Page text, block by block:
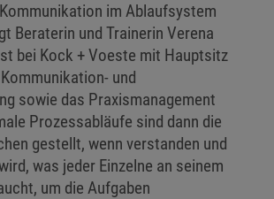
im Ablaufsystem
Beraterin und Trainerin Verena
bei Kock + Voeste mit Hauptsitz
und
sowie das Praxismanagement
Prozessabläufe sind dann die
gestellt, wenn verstanden und
was jeder Einzelne an seinem
um die Aufgaben